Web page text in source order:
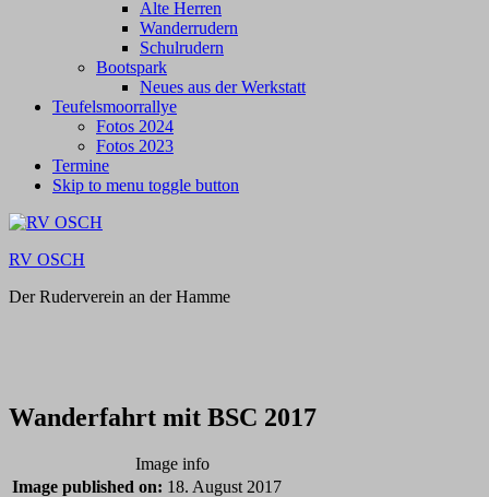
Alte Herren
Wanderrudern
Schulrudern
Bootspark
Neues aus der Werkstatt
Teufelsmoorrallye
Fotos 2024
Fotos 2023
Termine
Skip to menu toggle button
RV OSCH
Der Ruderverein an der Hamme
Wanderfahrt mit BSC 2017
Image info
Image published on: 18. August 2017